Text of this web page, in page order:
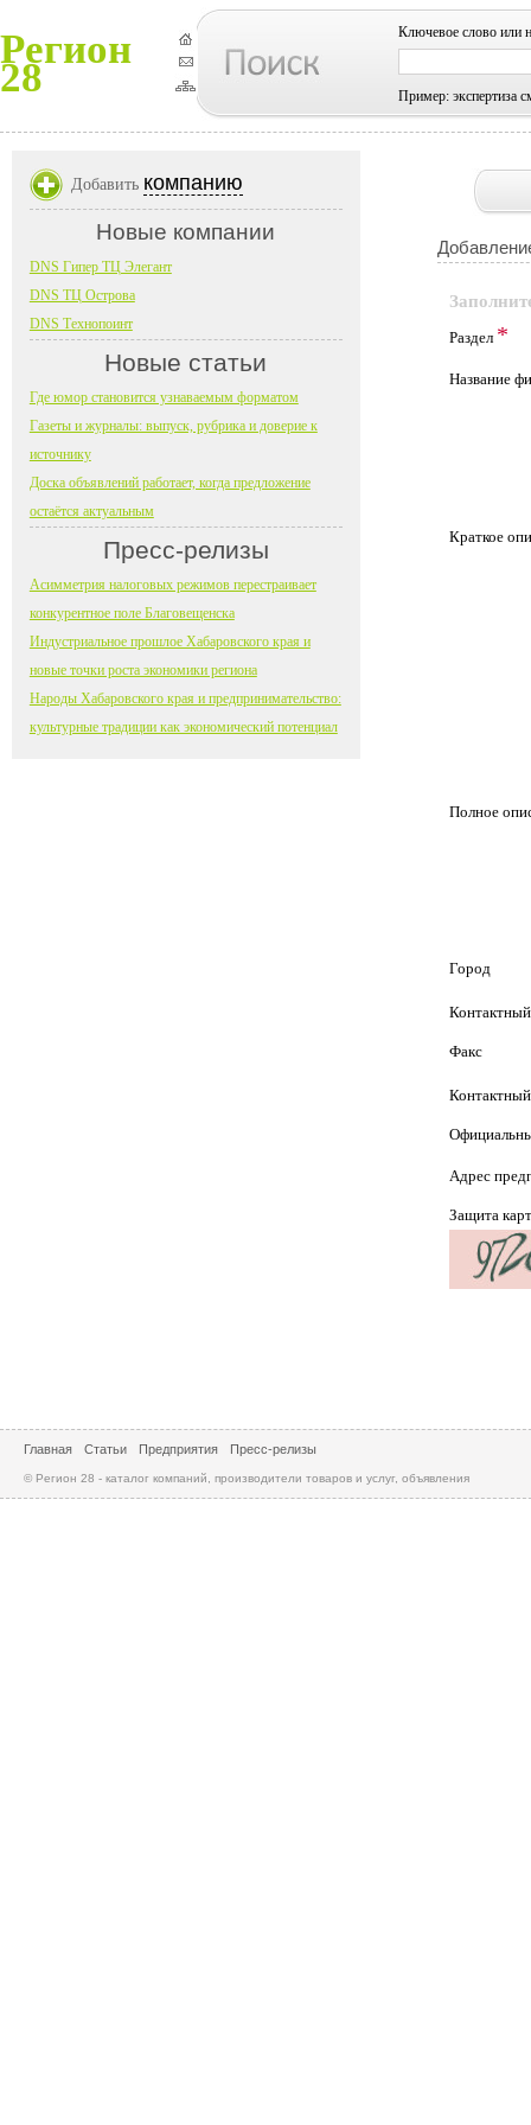
Регион
28
Ключевое слово или
Пример: экспертиза
Раздел *
Название
Краткое
Полное
Город
Факс
Адрес
Защита
Добавить компанию
Новые компании
DNS Гипер ТЦ Элегант
DNS ТЦ Острова
DNS Технопоинт
Новые статьи
Где юмор становится узнаваемым форматом
Газеты и журналы: выпуск, рубрика и доверие к
источнику
Доска объявлений работает, когда предложение
остаётся актуальным
Пресс-релизы
Асимметрия налоговых режимов перестраивает
конкурентное поле Благовещенска
Индустриальное прошлое Хабаровского края и
новые точки роста экономики региона
Народы Хабаровского края и предпринимательство:
культурные традиции как экономический потенциал
Главная Статьи Предприятия Пресс-релизы
© Регион 28 - каталог компаний, производители товаров и услуг, объявления